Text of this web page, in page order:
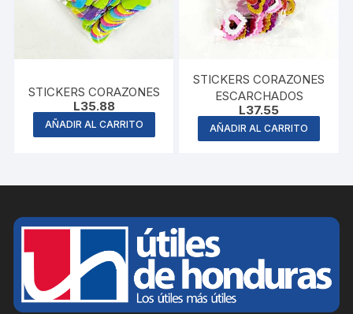
STICKERS CORAZONES
L35.88
AÑADIR AL CARRITO
STICKERS CORAZONES
ESCARCHADOS
L37.55
AÑADIR AL CARRITO